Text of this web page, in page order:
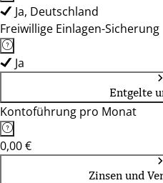
Ja, Deutschland
Freiwillige Einlagen-Sicherung
Ja
Entgelte
Kontoführung pro Monat
0,00 €
Zinsen und